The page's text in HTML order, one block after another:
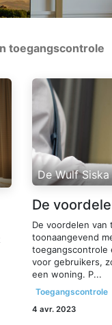
toegangscontrole
De Wulf Siska
De
De voordelen van
toonaangevend
toegangscontrole
voor gebruikers,
een woning. P...
Toegangscontrole
4 avr. 2023